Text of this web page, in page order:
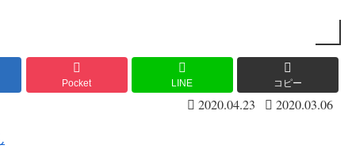
Pocket LINE コピー
2020.04.23 2020.03.06